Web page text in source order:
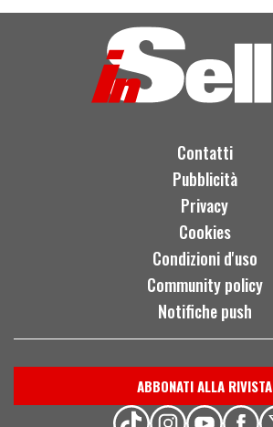
Contatti
Pubblicità
Privacy
Cookies
Condizioni d'uso
Community policy
Notifiche push
ABBONATI ALLA RIVISTA